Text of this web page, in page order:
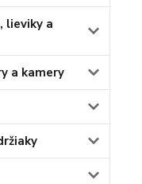
lieviky a
a kamery